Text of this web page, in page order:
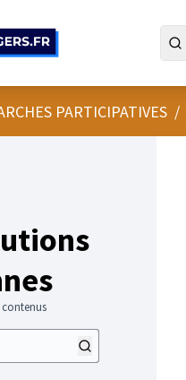
PARTICIPATIVES /
contenus